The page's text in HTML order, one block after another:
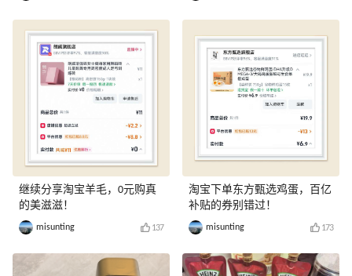
继续分享淘宝羊毛，0元购真
的美滋滋！
misunting 137
淘宝下单东方甄选鸡蛋，百亿
补贴的券别错过！
misunting 173